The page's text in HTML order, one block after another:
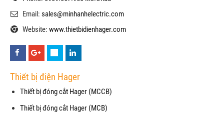
Email: sales@minhanhelectric.com
Website: www.thietbidienhager.com
Thiết bị điện Hager
Thiết bị đóng cắt Hager (MCCB)
Thiết bị đóng cắt Hager (MCB)